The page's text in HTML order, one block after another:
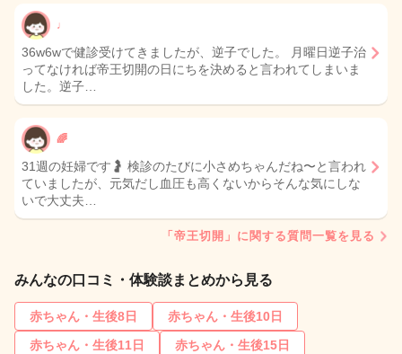
♩
36w6wで健診受けてきましたが、逆子でした。 月曜日逆子治
ってなければ帝王切開の日にちを決めると言われてしまいま
した。逆子…
🌈
31週の妊婦です🤰 検診のたびに小さめちゃんだね〜と言われ
ていましたが、元気だし血圧も高くないからそんな気にしな
いで大丈夫…
「帝王切開」に関する質問一覧を見る
みんなの口コミ・体験談まとめから見る
赤ちゃん・生後8日
赤ちゃん・生後10日
赤ちゃん・生後11日
赤ちゃん・生後15日